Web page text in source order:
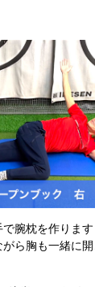
腕枕を作ります
ら胸も一緒に